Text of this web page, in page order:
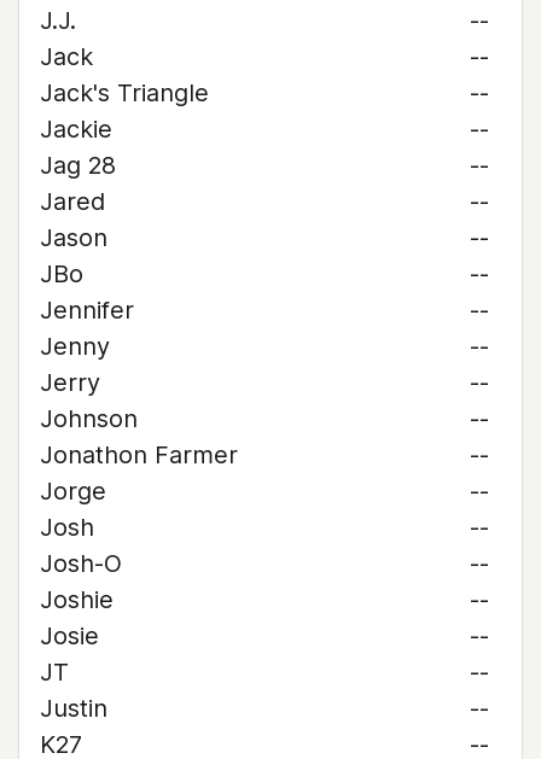
J.J.
--
Jack
--
Jack's Triangle
--
Jackie
--
Jag 28
--
Jared
--
Jason
--
JBo
--
Jennifer
--
Jenny
--
Jerry
--
Johnson
--
Jonathon Farmer
--
Jorge
--
Josh
--
Josh-O
--
Joshie
--
Josie
--
JT
--
Justin
--
K27
--